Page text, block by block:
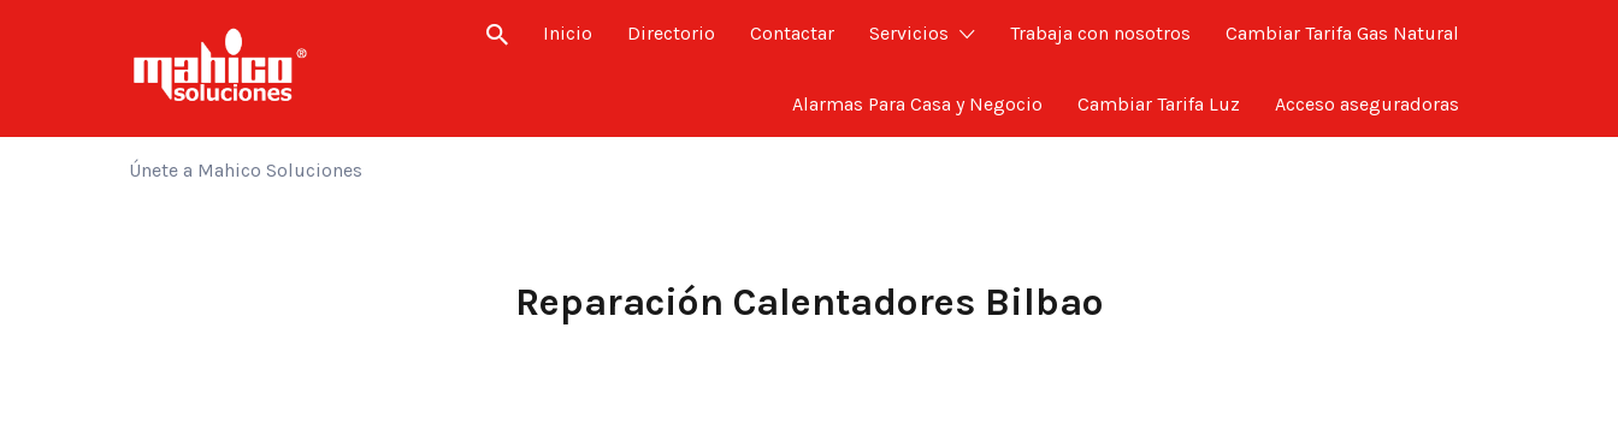
Inicio Directorio Contactar Servicios Trabaja con nosotros Cambiar Tarifa Gas Natural
Alarmas Para Casa y Negocio Cambiar Tarifa Luz Acceso aseguradoras
por:
Únete a Mahico Soluciones
Reparación Calentadores Bilbao